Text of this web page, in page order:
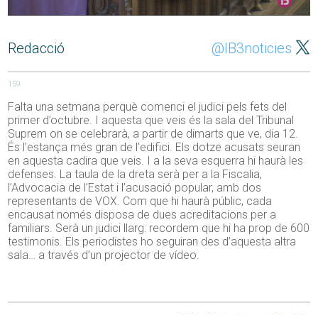
Redacció @IB3noticies
159
Falta una setmana perquè comenci el judici pels fets del
primer d’octubre. I aquesta que veis és la sala del Tribunal
Suprem on se celebrarà, a partir de dimarts que ve, dia 12.
És l’estança més gran de l’edifici. Els dotze acusats seuran
en aquesta cadira que veis. I a la seva esquerra hi haurà les
defenses. La taula de la dreta serà per a la Fiscalia,
l’Advocacia de l’Estat i l’acusació popular, amb dos
representants de VOX. Com que hi haurà públic, cada
encausat només disposa de dues acreditacions per a
familiars. Serà un judici llarg: recordem que hi ha prop de 600
testimonis. Els periodistes ho seguiran des d’aquesta altra
sala… a través d’un projector de vídeo.